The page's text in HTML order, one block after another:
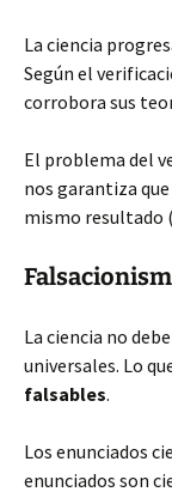
La ciencia
Según el
corrobora sus
El problema del
nos garantiza
mismo resultado
La ciencia no
universales. Lo
falsables.
Los enunciados
enunciados son